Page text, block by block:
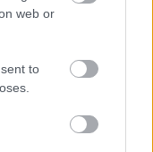
web or
to
éppen
az idény két
szerint Bernie
összetettet
külön is
Hamiltont azon a